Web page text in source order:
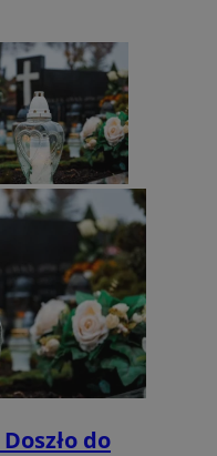
do